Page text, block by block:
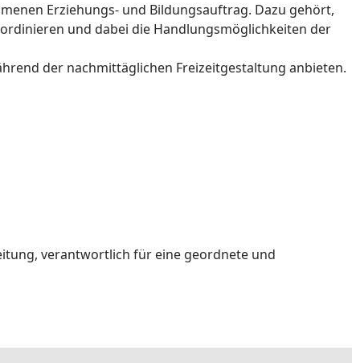
Erziehungs- und Bildungsauftrag. Dazu gehört,
und dabei die Handlungsmöglichkeiten der
der nachmittäglichen Freizeitgestaltung anbieten.
verantwortlich für eine geordnete und